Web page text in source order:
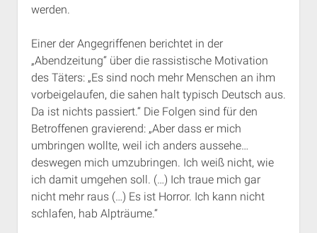
werden.
Einer der Angegriffenen berichtet in der
„Abendzeitung“ über die rassistische Motivation
des Täters: „Es sind noch mehr Menschen an ihm
vorbeigelaufen, die sahen halt typisch Deutsch aus.
Da ist nichts passiert.“ Die Folgen sind für den
Betroffenen gravierend: „Aber dass er mich
umbringen wollte, weil ich anders aussehe…
deswegen mich umzubringen. Ich weiß nicht, wie
ich damit umgehen soll. (…) Ich traue mich gar
nicht mehr raus (…) Es ist Horror. Ich kann nicht
schlafen, hab Alpträume.“